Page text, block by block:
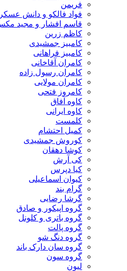
فواد فالکو و دانش عسکری
قاسم افشار و مجید مکس
کاظم زرین
کامبیز جمشیدی
کامبیز فراهانی
کامران آقاخانی
کامران رسول زاده
کامران مولایی
کامروز فتحی
کاوه آفاق
کاوه ایرانی
کلمست
کمیل احتشام
کوروش جمشیدی
کوشا دهقان
کی آرش
کیا دپرس
کیوان اسماعیلی
گرام بند
گرشا رضایی
گروه اپیکور و صادق
گروه باتری و کلونل
گروه پالت
گروه دنگ شو
گروه سان دارک باند
گروه سون